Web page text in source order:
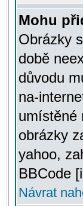
Mohu
Obrázky
době
důvodu
na-
umístěné
obrázky
yahoo,
BBCode
Návrat